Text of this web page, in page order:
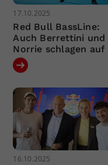
17.10.2025
Red Bull BassLine:
Auch Berrettini und
Norrie schlagen auf
16.10.2025